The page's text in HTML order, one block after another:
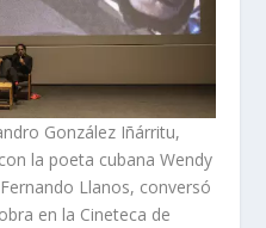
González Iñárritu,
la poeta cubana Wendy
Llanos, conversó
en la Cineteca de